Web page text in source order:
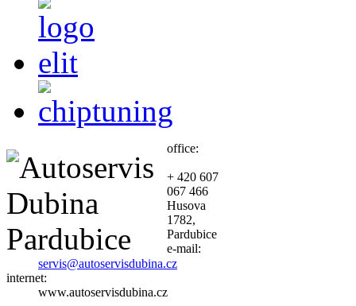
office:
+ 420 607
067 466
Husova
1782,
Pardubice
e-mail:
servis@autoservisdubina.cz
internet:
www.autoservisdubina.cz